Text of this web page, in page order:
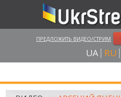
ПРЕДЛОЖИТЬ ВИДЕО/СТРИМ
UA RU
ГЛАВНАЯ